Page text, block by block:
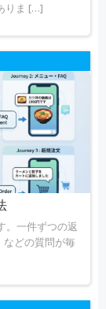
りま […]
。一件ずつの返
などの質問が毎